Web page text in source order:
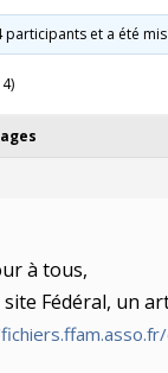
participants et a été
à tous,
site Fédéral, un